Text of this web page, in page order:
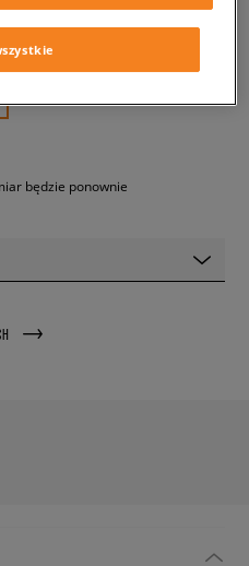
będzie ponownie